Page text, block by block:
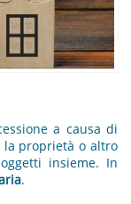
a causa di
la proprietà o altro
insieme. In
.